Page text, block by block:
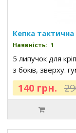
Кепка
Наявність: 1
5 липучок для
з боків, зверху.
140 грн.